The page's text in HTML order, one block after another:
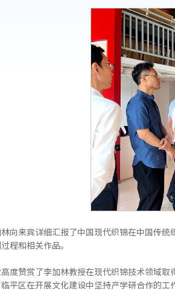
向来宾详细汇报了中国现代织锦在中国传
程和相关作品。
度赞赏了李加林教授在现代织锦技术领域
平区在开展文化建设中坚持产学研合作的工